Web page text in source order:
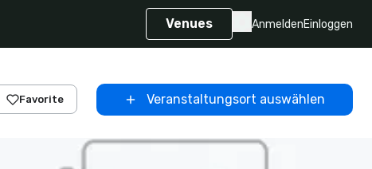
Venues AnmeldenEinloggen
Favorite Veranstaltungsort auswählen